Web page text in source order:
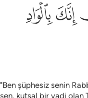
انك بالواد المقدس طوى ١٢
ٱلْمُقَدَّسِ طُوًۭى ١٢ﲿﳀ
"Ben şüphesiz senin
sen, kutsal bir vadi olan